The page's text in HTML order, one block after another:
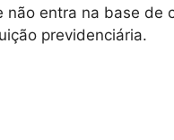
não entra na base de
previdenciária.